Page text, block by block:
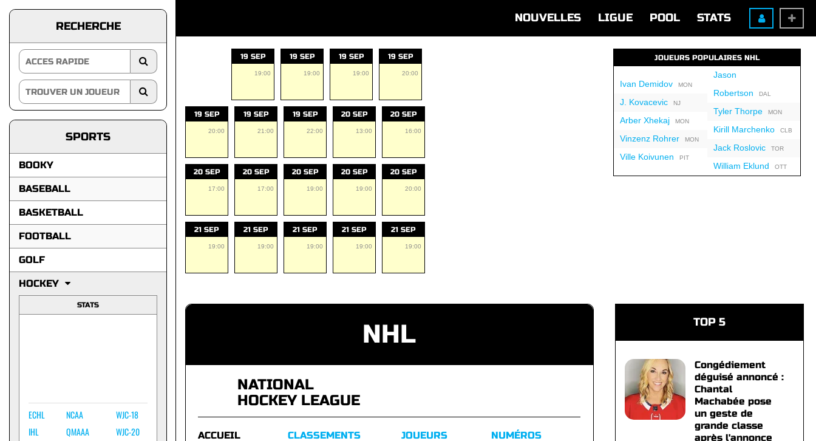
NOUVELLES LIGUE POOL STATS
RECHERCHE
SPORTS
BOOKY
BASEBALL
BASKETBALL
FOOTBALL
GOLF
HOCKEY
STATS
ECHL
IHL
NCAA
QMAAA
WJC-18
WJC-20
19 SEP
19:00
19 SEP
19:00
19 SEP
19:00
19 SEP
20:00
19 SEP
20:00
19 SEP
21:00
19 SEP
22:00
20 SEP
13:00
20 SEP
16:00
20 SEP
17:00
20 SEP
17:00
20 SEP
19:00
20 SEP
19:00
20 SEP
20:00
21 SEP
19:00
21 SEP
19:00
21 SEP
19:00
21 SEP
19:00
21 SEP
19:00
JOUEURS POPULAIRES NHL
Ivan DemidovMON
J. KovacevicNJ
Arber XhekajMON
Vinzenz RohrerMON
Ville Koivunen PIT
Jason
Robertson DAL
Tyler ThorpeMON
Kirill MarchenkoCLB
Jack RoslovicTOR
William Eklund OTT
NHL
NATIONAL
HOCKEY LEAGUE
ACCUEIL
CLASSEMENTS
JOUEURS
NUMÉROS
TOP 5
Congédiement
déguisé annoncé :
Chantal
Machabée pose
un geste de
grande classe
après l'annonce